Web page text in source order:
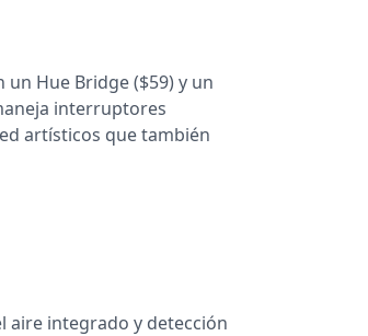
Hue Bridge ($59) y un
interruptores
artísticos que también
aire integrado y detección